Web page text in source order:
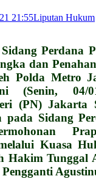
21:55Liputan Hukum
Perdana
dan
Polda Metro
04/
(PN) Jakarta
pada Sidang
Kuasa
Hakim Tunggal